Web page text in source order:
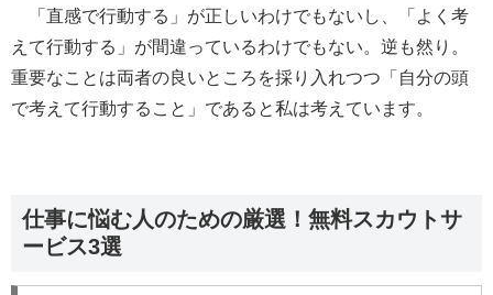
「直感で行動する」が正しいわけでもないし、「よく考
えて行動する」が間違っているわけでもない。逆も然り。
重要なことは両者の良いところを採り入れつつ「自分の頭
で考えて行動すること」であると私は考えています。
仕事に悩む人のための厳選！無料スカウトサ
ービス3選